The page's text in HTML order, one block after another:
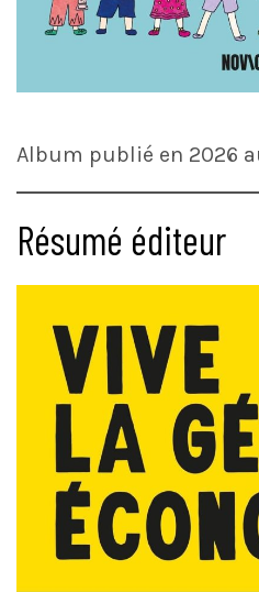
Album publié en 2026
Résumé éditeur